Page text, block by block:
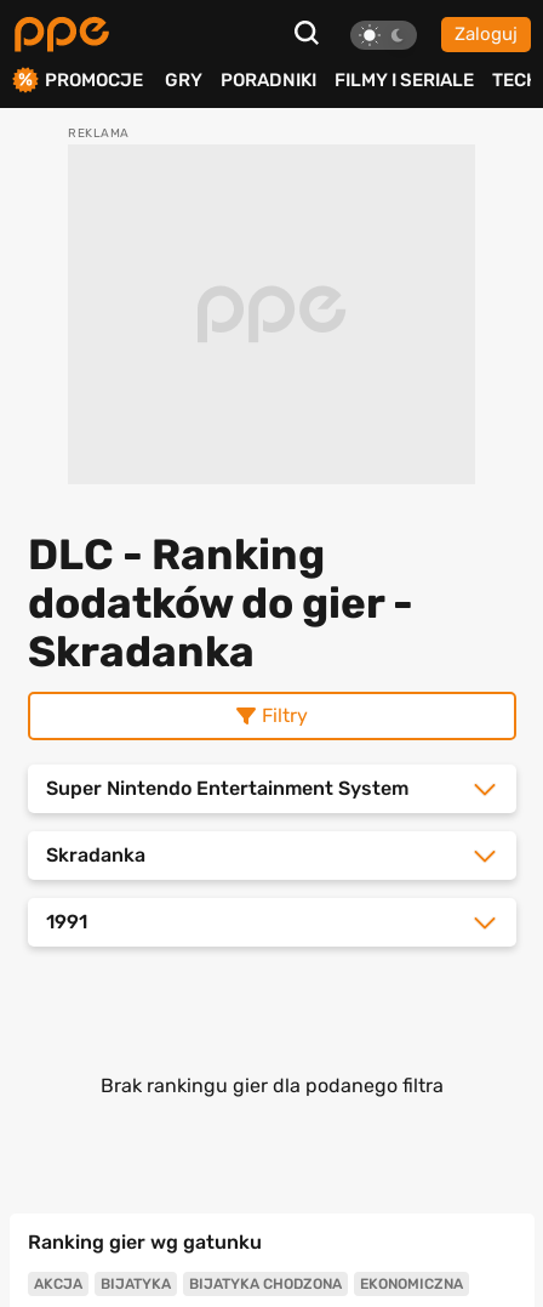
Zaloguj
PROMOCJE GRY PORADNIKI FILMY I SERIALE TECH
DLC - Ranking
dodatków do gier -
Skradanka
Filtry
Super Nintendo Entertainment System
Skradanka
1991
Brak rankingu gier dla podanego filtra
Ranking gier wg gatunku
AKCJA BIJATYKA BIJATYKA CHODZONA EKONOMICZNA